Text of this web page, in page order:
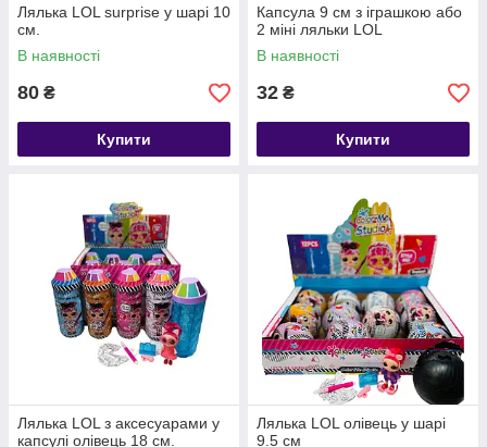
Лялька LOL surprise у шарі 10
см.
В наявності
80 ₴
Купити
Капсула 9 см з іграшкою або
2 міні ляльки LOL
В наявності
32 ₴
Купити
Лялька LOL з аксесуарами у
капсулі олівець 18 см.
Лялька LOL олівець у шарі
9.5 см